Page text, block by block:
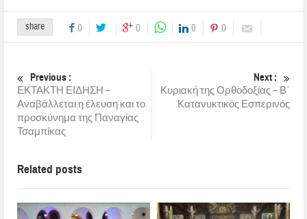
share 0 0 0 0
Previous :
ΕΚΤΑΚΤΗ ΕΙΔΗΣΗ –
Αναβάλλεται η έλευση και το
προσκύνημα της Παναγίας
Τσαμπίκας
Next :
Κυριακή της Ορθοδοξίας – Β΄
Κατανυκτικός Εσπερινός
Related posts